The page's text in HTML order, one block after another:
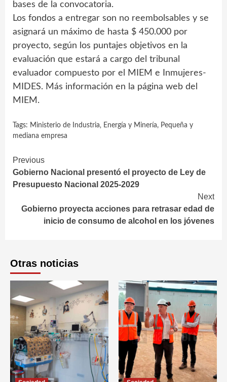
bases de la convocatoria.
Los fondos a entregar son no reembolsables y se
asignará un máximo de hasta $ 450.000 por
proyecto, según los puntajes objetivos en la
evaluación que estará a cargo del tribunal
evaluador compuesto por el MIEM e Inmujeres-
MIDES. Más información en la página web del
MIEM.
Tags: Ministerio de Industria‚ Energía y Minería, Pequeña y
mediana empresa
Continue
Reading
Previous
Gobierno Nacional presentó el proyecto de Ley de
Presupuesto Nacional 2025-2029
Next
Gobierno proyecta acciones para retrasar edad de
inicio de consumo de alcohol en los jóvenes
Otras noticias